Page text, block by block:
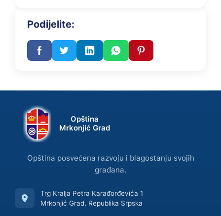
Podijelite:
Opština
Mrkonjić Grad
Opština posvećena razvoju i blagostanju svojih
građana.
Trg Kralja Petra Karađorđevića 1
Mrkonjić Grad, Republika Srpska